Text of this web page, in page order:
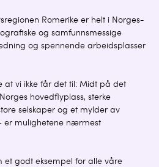
Romerike er helt i Norges-
og samfunnsmessige
og spennende arbeidsplasser
at vi ikke får det til: Midt på det
hovedflyplass, sterke
selskaper og et mylder av
er mulighetene nærmest
et godt eksempel for alle våre